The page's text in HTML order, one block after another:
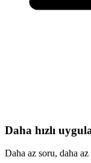
Daha hızlı
Daha az soru, daha